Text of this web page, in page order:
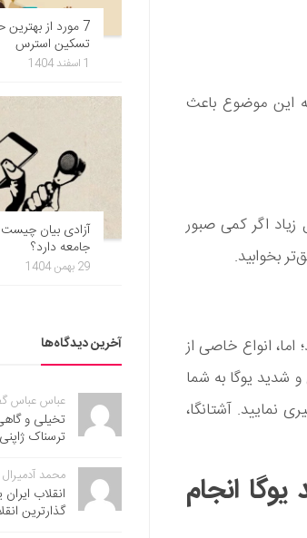
این موضوع باعث
اگر کمی صبور
بخوابید.
انواع خاصی از
شدید یوگا به شما
نمایید. آشتانگا،
انجام
7 مورد از
تسکین استرس
1 اسفند 1404
آزادی بیان
جامعه دارد؟
29 بهمن 1404
آخرین دیدگاه‌ها
عباس عباس
تخیلی و
ترسناک
محمد
انقلاب
گذارترین